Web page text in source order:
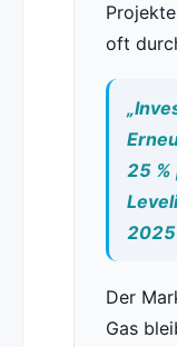
oft
25 %
2025
Der
Gas